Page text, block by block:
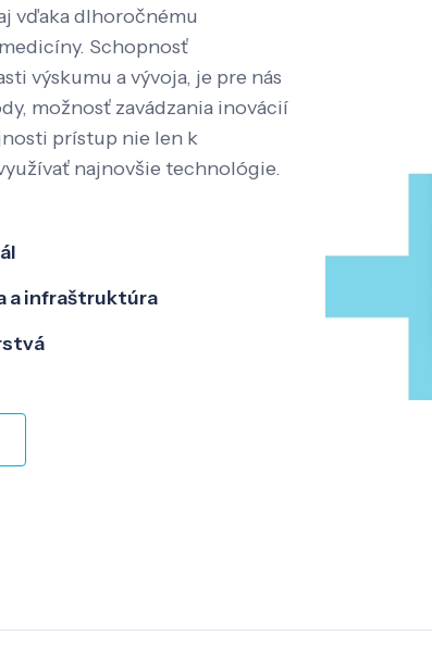
vďaka dlhoročnému
Schopnosť
výskumu a vývoja, je pre nás
možnosť zavádzania inovácií
prístup nie len k
najnovšie technológie.
a infraštruktúra